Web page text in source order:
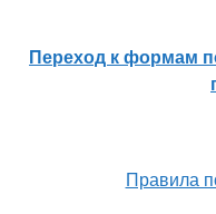
Переход к формам
Правила